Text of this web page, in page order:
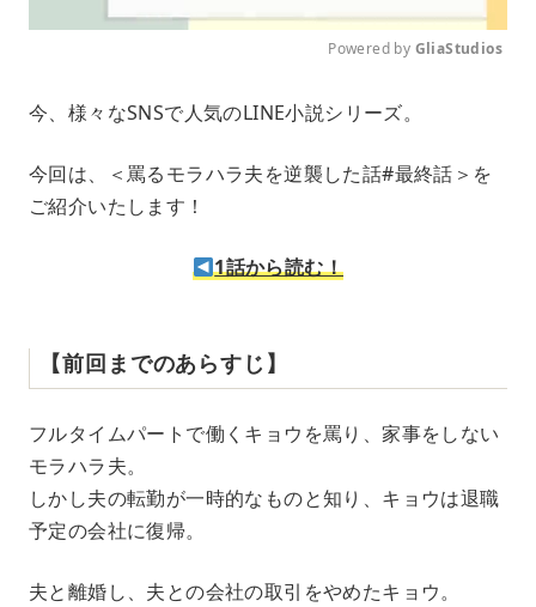
e
Powered by GliaStudios
今、様々なSNSで人気のLINE小説シリーズ。
今回は、＜罵るモラハラ夫を逆襲した話#最終話＞を
ご紹介いたします！
1話から読む！
【前回までのあらすじ】
フルタイムパートで働くキョウを罵り、家事をしない
モラハラ夫。
しかし夫の転勤が一時的なものと知り、キョウは退職
予定の会社に復帰。
夫と離婚し、夫との会社の取引をやめたキョウ。